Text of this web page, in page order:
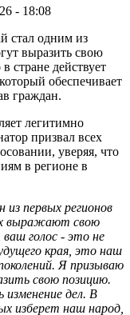
- 18:08
стал одним из
выразить свою
стране действует
обеспечивает
граждан.
легитимно
призвал всех
уверяя, что
в регионе в
первых регионов
выражают свою
голос - это не
края, это наш
Я призываю
свою позицию.
дел. В
изберет наш народ,